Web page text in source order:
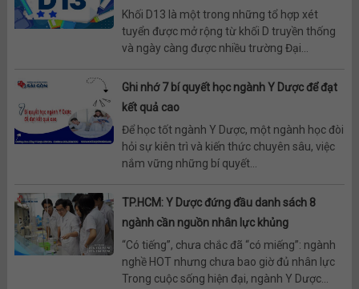
Khối D13 là một trong những tổ hợp xét
tuyển được mở rộng từ khối D truyền thống
và ngày càng được nhiều trường Đại...
Ghi nhớ 7 bí quyết học ngành Y Dược để đạt
kết quả cao
Để học tốt ngành Y Dược, một ngành học đòi
hỏi sự kiên trì và kiến thức chuyên sâu, việc
nắm vững những bí quyết...
TP.HCM: Y Dược đứng đầu danh sách 8
ngành cần nguồn nhân lực khủng
“Có tiếng”, chưa chắc đã “có miếng”: ngành
nghề HOT nhưng chưa bao giờ đủ nhân lực
Trong cuộc sống hiện đại, ngành Y Dược...